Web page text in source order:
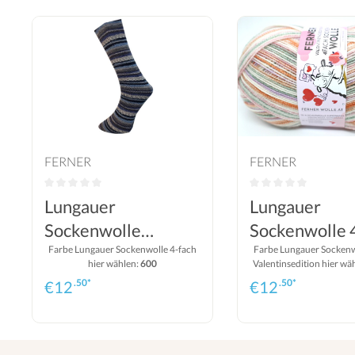
FERNER
Lungauer
Sockenwolle
(Ferner Wolle) 4-
fach
Farbe Lungauer Sockenwolle 4-fach
hier wählen: 600
€12.50*
FERNER
Lungauer
Sockenwolle
(Ferner Wolle)
Farbe Lungauer
Valentinsedition hier
25 (Lungauer
€12.50*